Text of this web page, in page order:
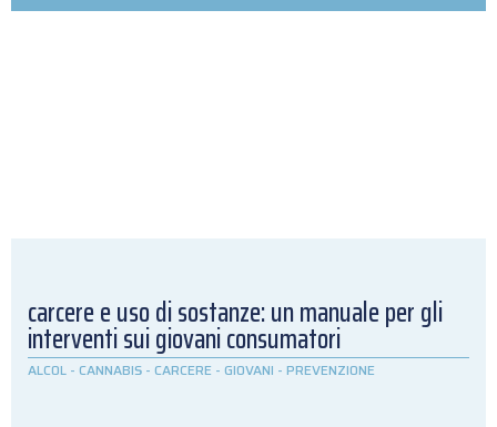
carcere e uso di sostanze: un manuale per gli
interventi sui giovani consumatori
ALCOL - CANNABIS - CARCERE - GIOVANI - PREVENZIONE